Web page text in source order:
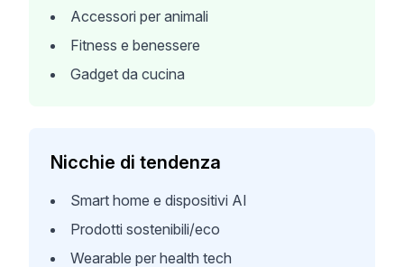
Accessori per animali
Fitness e benessere
Gadget da cucina
Nicchie di tendenza
Smart home e dispositivi AI
Prodotti sostenibili/eco
Wearable per health tech